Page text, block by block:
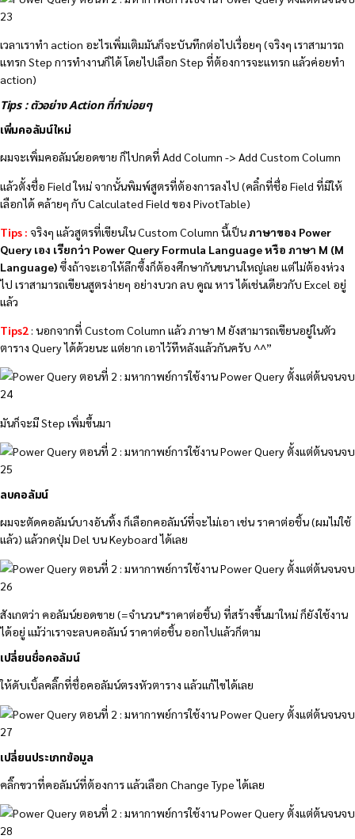
เวลาเราทำ action อะไรเพิ่มเติมมันก็จะบันทึกต่อไปเรื่อยๆ (จริงๆ เราสามารถ
แทรก Step การทำงานก็ได้ โดยไปเลือก Step ที่ต้องการจะแทรก แล้วค่อยทำ
action)
Tips : ตัวอย่าง Action ที่ทำบ่อยๆ
เพิ่มคอลัมน์ใหม่
ผมจะเพิ่มคอลัมน์ยอดขาย ก็ไปกดที่ Add Column -> Add Custom Column
แล้วตั้งชื่อ Field ใหม่ จากนั้นพิมพ์สูตรที่ต้องการลงไป (คลิํกที่ชื่อ Field ที่มีให้
เลือกได้ คล้ายๆ กับ Calculated Field ของ PivotTable)
Tips : จริงๆ แล้วสูตรที่เขียนใน Custom Column นี้เป็นภาษาของ Power
Query เอง เรียกว่า Power Query Formula Language หรือ ภาษา M (M
Language)ซึ่งถ้าจะเอาให้ลึกซึ้งก็ต้องศึกษากันขนานใหญ่เลย แต่ไม่ต้องห่วง
ไป เราสามารถเขียนสูตรง่ายๆ อย่างบวก ลบ คูณ หาร ได้เช่นเดียวกับ Excel อยู่
แล้ว
Tips2 : นอกจากที่ Custom Column แล้ว ภาษา M ยังสามารถเขียนอยู่ในตัว
ตาราง Query ได้ด้วยนะ แต่ยาก เอาไว้ทีหลังแล้วกันครับ ^^”
มันก็จะมี Step เพิ่มขึ้นมา
ลบคอลัมน์
ผมจะตัดคอลัมน์บางอันทิ้ง ก็เลือกคอลัมน์ที่จะไม่เอา เช่น ราคาต่อชิ้น (ผมไม่ใช้
แล้ว) แล้วกดปุ่ม Del บน Keyboard ได้เลย
สังเกตว่า คอลัมน์ยอดขาย (=จำนวน*ราคาต่อชิ้น) ที่สร้างขึ้นมาใหม่ ก็ยังใช้งาน
ได้อยู่ แม้ว่าเราจะลบคอลัมน์ ราคาต่อชิ้น ออกไปแล้วก็ตาม
เปลี่ยนชื่อคอลัมน์
ให้ดับเบิ้ลคลิ๊กที่ชื่อคอลัมน์ตรงหัวตาราง แล้วแก้ไขได้เลย
เปลี่ยนประเภทข้อมูล
คลิ๊กขวาที่คอลัมน์ที่ต้องการ แล้วเลือก Change Type ได้เลย